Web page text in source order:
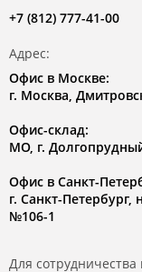
+7 (812) 777-41-00
Адрес:
Офис в Москве:
г. Москва,
Офис-склад:
МО, г.
Офис в Санкт-
г. Санкт-
№106-1
Для